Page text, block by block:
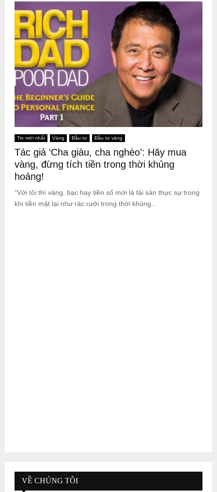
Tin mới nhất Vàng Đầu tư Đầu tư vàng
Tác giả ‘Cha giàu, cha nghèo’: Hãy mua
vàng, đừng tích tiền trong thời khủng
hoảng!
“Với tôi thì vàng, bạc hay tiền số mới là tài sản thực sự trong
khi tiền mặt lại như rác rưởi trong thời khủng...
VỀ CHÚNG TÔI